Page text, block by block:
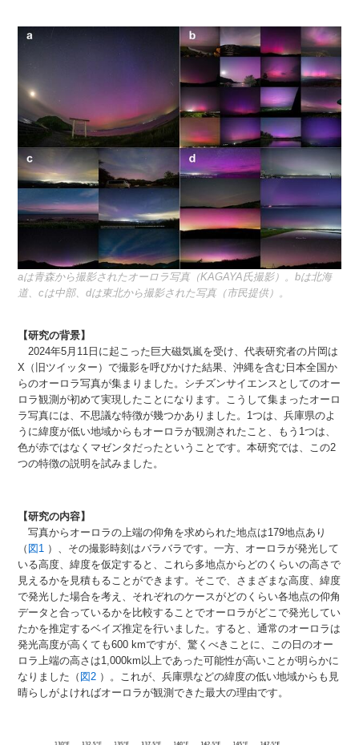
aは青森から撮影されたオーロラ写真（KAGAYA氏撮影）。bは北海
道、cは中部、dは東北から撮影された写真（市民提供）。
【研究の背景】
2024年5月11日に起こった巨大磁気嵐を受け、代表研究者の片岡は
X（旧ツイッター）で撮影を呼びかけた結果、沖縄を含む日本全国か
らのオーロラ写真が集まりました。シチズンサイエンスとしてのオー
ロラ観測が初めて実現したことになります。こうして集まったオーロ
ラ写真には、不思議な特徴が幾つかありました。1つは、兵庫県のよ
うに緯度が低い地域からもオーロラが観測されたこと、もう1つは、
色が赤ではなくマゼンタだったということです。本研究では、この2
つの特徴の説明を試みました。
【研究の内容】
写真からオーロラの上端の仰角を求められた地点は179地点あり
（ 図1 ）、その撮影時刻はバラバラです。一方、オーロラが発光して
いる高度、緯度を仮定すると、これら多地点からどのくらいの高さで
見えるかを見積もることができます。そこで、さまざまな高度、緯度
で発光した場合を考え、それぞれのケースがどのくらい各地点の仰角
データと合っているかを比較することでオーロラがどこで発光してい
たかを推定するベイズ推定を行いました。すると、通常のオーロラは
発光高度が高くても600 kmですが、驚くべきことに、この日のオー
ロラ上端の高さは1,000km以上であった可能性が高いことが明らかに
なりました（ 図2 ）。これが、兵庫県などの緯度の低い地域からも見
晴らしがよければオーロラが観測できた最大の理由です。